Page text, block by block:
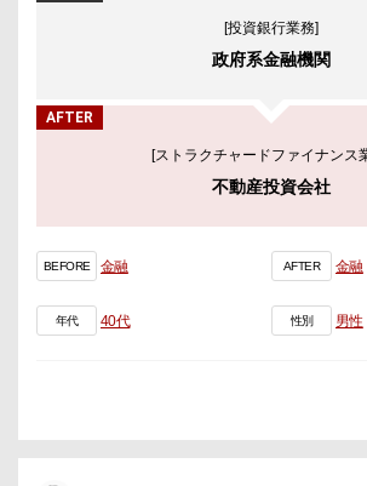
[投資銀行業務]
政府系金融機関
AFTER
[ストラクチャードファイナンス
不動産投資会社
BEFORE 金融 AFTER 金融
年代 40代 性別 男性